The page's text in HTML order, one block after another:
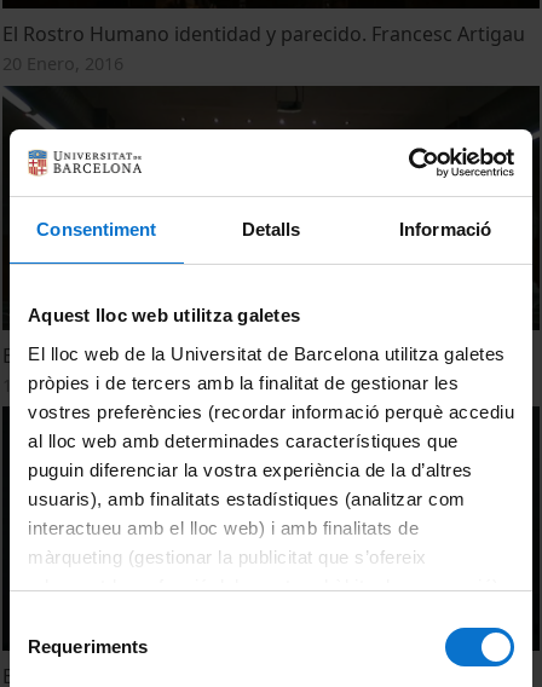
Consentiment Detalls Informació
Aquest lloc web utilitza galetes
El lloc web de la Universitat de Barcelona utilitza galetes
pròpies i de tercers amb la finalitat de gestionar les
vostres preferències (recordar informació perquè accediu
al lloc web amb determinades característiques que
puguin diferenciar la vostra experiència de la d’altres
usuaris), amb finalitats estadístiques (analitzar com
interactueu amb el lloc web) i amb finalitats de
màrqueting (gestionar la publicitat que s’ofereix
adequant-la en funció dels vostres hàbits de navegació).
consultar laPolítica de galetes del lloc web de la
de
consentiment
Requeriments
El Rostro Humano identidad y parecido. Francesc Artigau
20 Enero, 2016
El Rostro Humano identidad y parecido. Alfons Puigarnau
19 Febrero, 2016
El Rostro Humano identidad y parecido. Cosme Gay